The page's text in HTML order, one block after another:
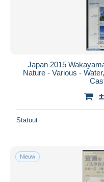
Japan 2015
Nature - Various -
Statuut
Nieuw